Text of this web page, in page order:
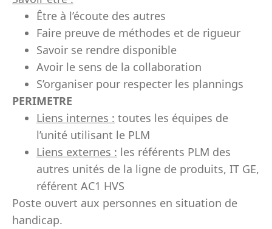
Être à l’écoute des autres
Faire preuve de méthodes et de rigueur
Savoir se rendre disponible
Avoir le sens de la collaboration
S’organiser pour respecter les plannings
PERIMETRE
Liens internes : toutes les équipes de
l’unité utilisant le PLM
Liens externes : les référents PLM des
autres unités de la ligne de produits, IT GE,
référent AC1 HVS
Poste ouvert aux personnes en situation de
handicap.